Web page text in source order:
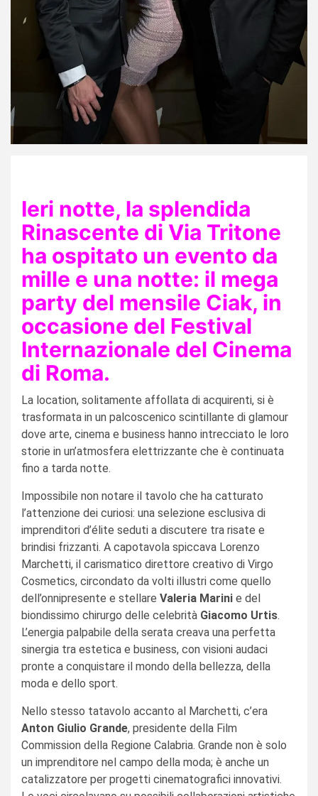
Ieri notte, la splendida
Rinascente di Via Tritone
ha ospitato un evento da
mille e una notte: il mega
party del mensile Ciak, in
occasione del Festival
Internazionale del Cinema
di Roma.
La location, solitamente affollata di acquirenti, si è
trasformata in un palcoscenico scintillante di glamour
dove arte, cinema e business hanno intrecciato le loro
storie in un’atmosfera elettrizzante che è continuata
fino a tarda notte.
Impossibile non notare il tavolo che ha catturato
l’attenzione dei curiosi: una selezione esclusiva di
imprenditori d’élite seduti a discutere tra risate e
brindisi frizzanti. A capotavola spiccava Lorenzo
Marchetti, il carismatico direttore creativo di Virgo
Cosmetics, circondato da volti illustri come quello
dell’onnipresente e stellare Valeria Marini e del
biondissimo chirurgo delle celebrità Giacomo Urtis.
L’energia palpabile della serata creava una perfetta
sinergia tra estetica e business, con visioni audaci
pronte a conquistare il mondo della bellezza, della
moda e dello sport.
Nello stesso tatavolo accanto al Marchetti, c’era
Anton Giulio Grande, presidente della Film
Commission della Regione Calabria. Grande non è solo
un imprenditore nel campo della moda; è anche un
catalizzatore per progetti cinematografici innovativi.